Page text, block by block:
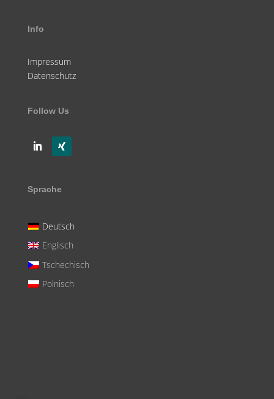
Info
Impressum
Datenschutz
Follow Us
Sprache
Deutsch
Englisch
Tschechisch
Polnisch